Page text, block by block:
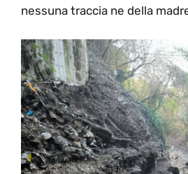
nessuna traccia ne della